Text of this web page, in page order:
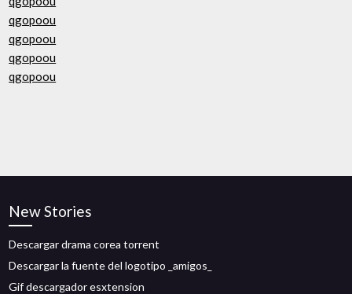
qgopoou
qgopoou
qgopoou
qgopoou
New Stories
Descargar drama corea torrent
Descargar la fuente del logotipo _amigos_
Gif descargador esxtension